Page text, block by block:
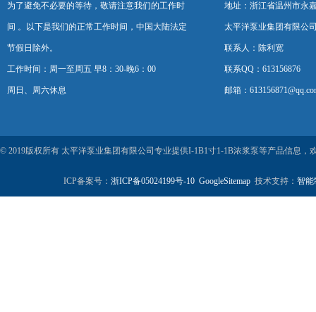
为了避免不必要的等待，敬请注意我们的工作时
间 。以下是我们的正常工作时间，中国大陆法定
节假日除外。
工作时间：周一至周五 早8：30-晚6：00
周日、周六休息
地址：浙江省温州市永
太平洋泵业集团有限公
联系人：陈利宽
联系QQ：613156876
邮箱：
© 2019版权所有 太平洋泵业集团有限公司专业提供I-1B1寸1-1B浓浆泵等产品信息，
ICP备案号： 浙ICP备05024199号-10 GoogleSitemap 技术支持： 智能